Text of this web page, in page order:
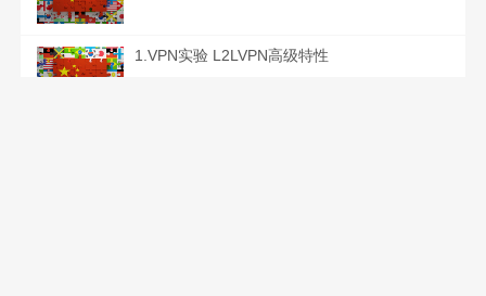
1.VPN实验 L2LVPN高级特性